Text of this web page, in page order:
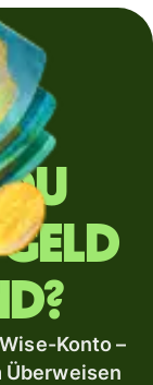
Konto –
Überweisen